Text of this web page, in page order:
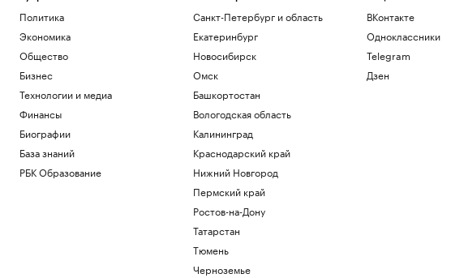
Политика
Экономика
Общество
Бизнес
Технологии и медиа
Финансы
Биографии
База знаний
РБК Образование
Санкт-Петербург и область
Екатеринбург
Новосибирск
Омск
Башкортостан
Вологодская область
Калининград
Краснодарский край
Нижний Новгород
Пермский край
Ростов-на-Дону
Татарстан
Тюмень
Черноземье
ВКонтакте
Одноклассники
Telegram
Дзен